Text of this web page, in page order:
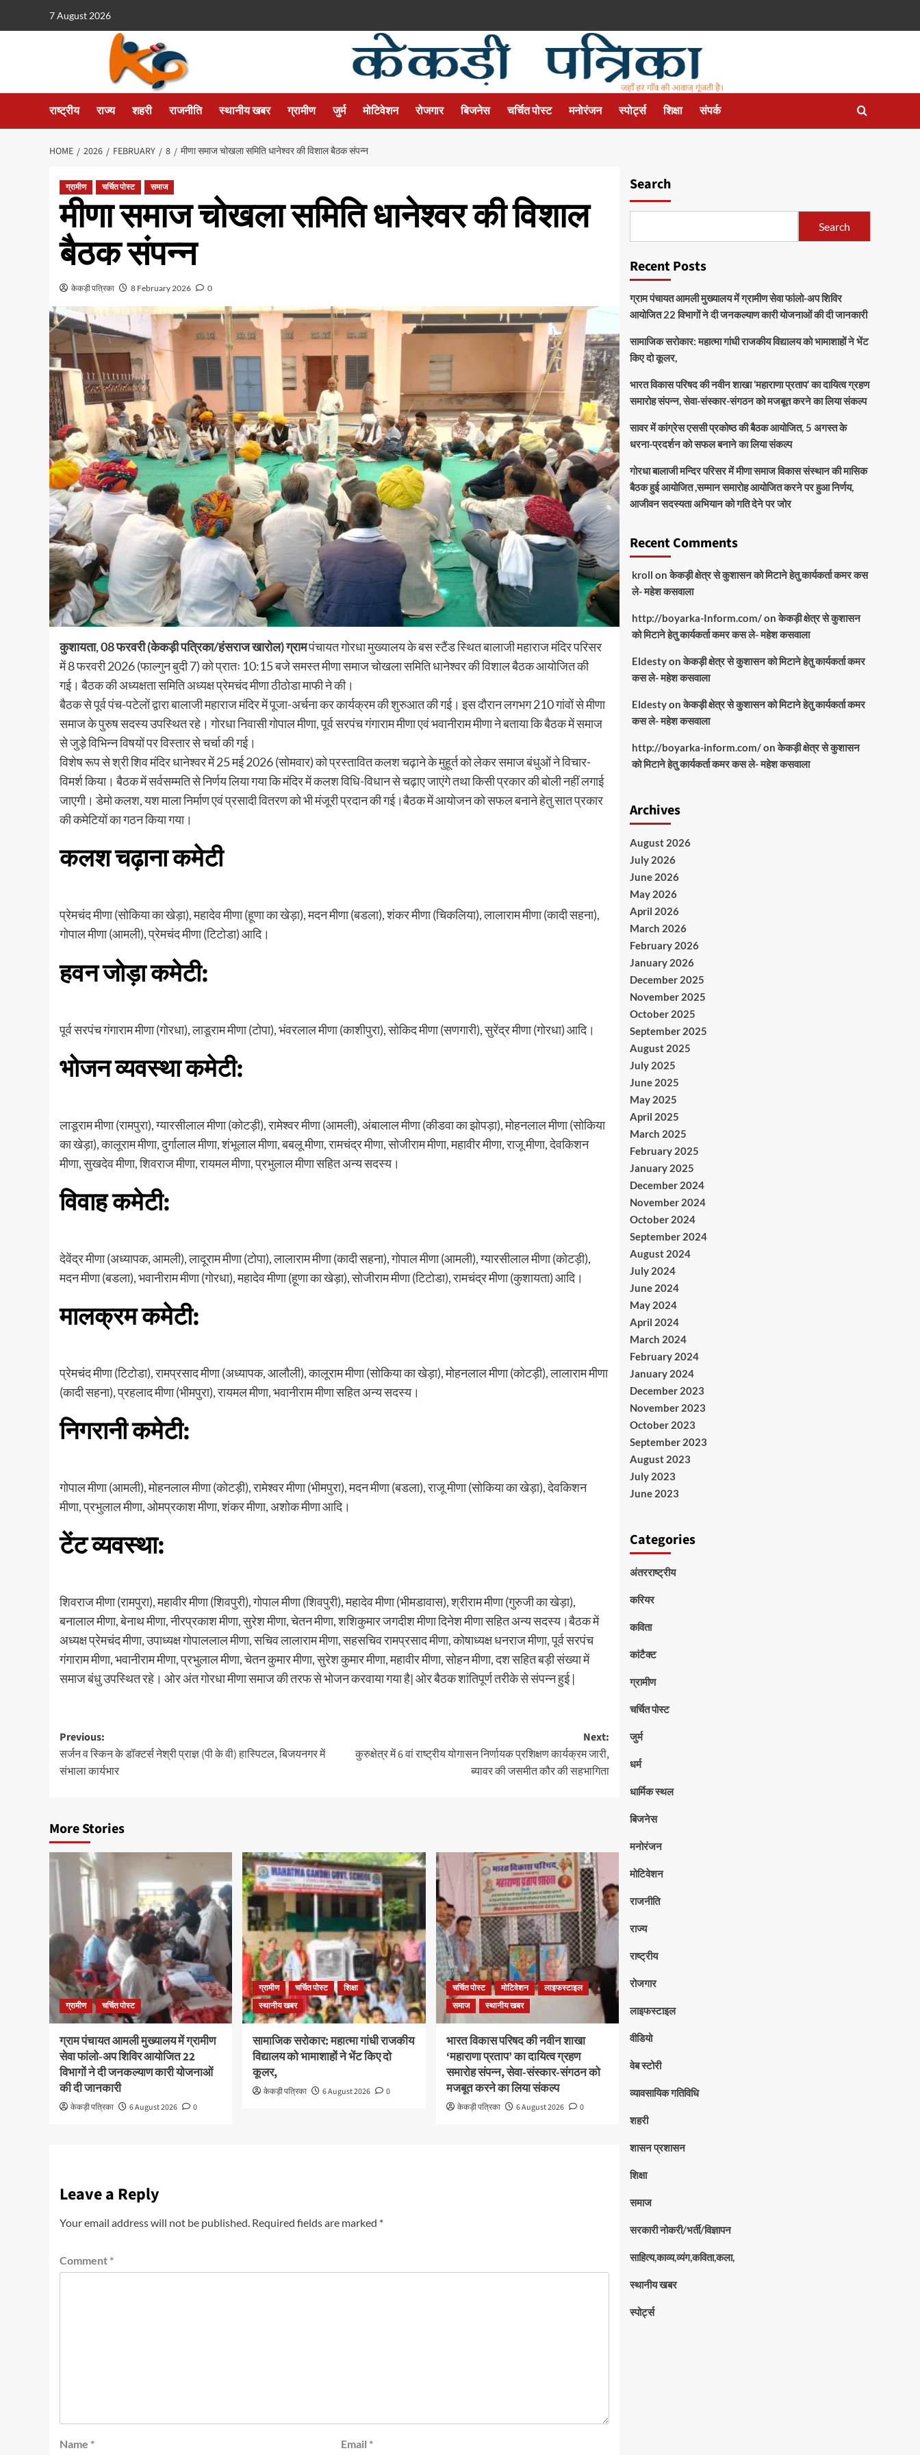
7 August 2026
राष्ट्रीय राज्य शहरी राजनीति स्थानीय खबर ग्रामीण जुर्म मोटिवेशन रोजगार बिजनेस चर्चित पोस्ट मनोरंजन स्पोर्ट्स शिक्षा संपर्क
HOME 2026 FEBRUARY 8 मीणा समाज चोखला समिति धानेश्वर की विशाल बैठक संपन्न
ग्रामीण चर्चित पोस्ट समाज
मीणा समाज चोखला समिति धानेश्वर की विशाल
बैठक संपन्न
केकड़ी पत्रिका 8 February 2026 0
कुशायता, 08 फरवरी (केकड़ी पत्रिका/हंसराज खारोल) ग्रामपंचायत गोरधा मुख्यालय के बस स्टैंड स्थित बालाजी महाराज मंदिर परिसर
में 8 फरवरी 2026 (फाल्गुन बुदी 7) को प्रातः 10:15 बजे समस्त मीणा समाज चोखला समिति धानेश्वर की विशाल बैठक आयोजित की
गई। बैठक की अध्यक्षता समिति अध्यक्ष प्रेमचंद मीणा ठीठोडा माफी ने की।
बैठक से पूर्व पंच-पटेलों द्वारा बालाजी महाराज मंदिर में पूजा-अर्चना कर कार्यक्रम की शुरुआत की गई। इस दौरान लगभग 210 गांवों से मीणा
समाज के पुरुष सदस्य उपस्थित रहे। गोरधा निवासी गोपाल मीणा, पूर्व सरपंच गंगाराम मीणा एवं भवानीराम मीणा ने बताया कि बैठक में समाज
से जुड़े विभिन्न विषयों पर विस्तार से चर्चा की गई।
विशेष रूप से श्री शिव मंदिर धानेश्वर में 25 मई 2026 (सोमवार) को प्रस्तावित कलश चढ़ाने के मुहूर्त को लेकर समाज बंधुओं ने विचार-
विमर्श किया। बैठक में सर्वसम्मति से निर्णय लिया गया कि मंदिर में कलश विधि-विधान से चढ़ाए जाएंगे तथा किसी प्रकार की बोली नहीं लगाई
जाएगी। डेमो कलश, यश माला निर्माण एवं प्रसादी वितरण को भी मंजूरी प्रदान की गई।बैठक में आयोजन को सफल बनाने हेतु सात प्रकार
की कमेटियों का गठन किया गया।
कलश चढ़ाना कमेटी
प्रेमचंद मीणा (सोकिया का खेड़ा), महादेव मीणा (हूणा का खेड़ा), मदन मीणा (बडला), शंकर मीणा (चिकलिया), लालाराम मीणा (कादी सहना),
गोपाल मीणा (आमली), प्रेमचंद मीणा (टिटोडा) आदि।
हवन जोड़ा कमेटी:
पूर्व सरपंच गंगाराम मीणा (गोरधा), लाडूराम मीणा (टोपा), भंवरलाल मीणा (काशीपुरा), सोकिद मीणा (सणगारी), सुरेंद्र मीणा (गोरधा) आदि।
भोजन व्यवस्था कमेटी:
लाडूराम मीणा (रामपुरा), ग्यारसीलाल मीणा (कोटड़ी), रामेश्वर मीणा (आमली), अंबालाल मीणा (कीडवा का झोपड़ा), मोहनलाल मीणा (सोकिया
का खेड़ा), कालूराम मीणा, दुर्गालाल मीणा, शंभूलाल मीणा, बबलू मीणा, रामचंद्र मीणा, सोजीराम मीणा, महावीर मीणा, राजू मीणा, देवकिशन
मीणा, सुखदेव मीणा, शिवराज मीणा, रायमल मीणा, प्रभुलाल मीणा सहित अन्य सदस्य।
विवाह कमेटी:
देवेंद्र मीणा (अध्यापक, आमली), लादूराम मीणा (टोपा), लालाराम मीणा (कादी सहना), गोपाल मीणा (आमली), ग्यारसीलाल मीणा (कोटड़ी),
मदन मीणा (बडला), भवानीराम मीणा (गोरधा), महादेव मीणा (हूणा का खेड़ा), सोजीराम मीणा (टिटोडा), रामचंद्र मीणा (कुशायता) आदि।
मालक्रम कमेटी:
प्रेमचंद मीणा (टिटोडा), रामप्रसाद मीणा (अध्यापक, आलौली), कालूराम मीणा (सोकिया का खेड़ा), मोहनलाल मीणा (कोटड़ी), लालाराम मीणा
(कादी सहना), प्रहलाद मीणा (भीमपुरा), रायमल मीणा, भवानीराम मीणा सहित अन्य सदस्य।
निगरानी कमेटी:
गोपाल मीणा (आमली), मोहनलाल मीणा (कोटड़ी), रामेश्वर मीणा (भीमपुरा), मदन मीणा (बडला), राजू मीणा (सोकिया का खेड़ा), देवकिशन
मीणा, प्रभुलाल मीणा, ओमप्रकाश मीणा, शंकर मीणा, अशोक मीणा आदि।
टेंट व्यवस्था:
शिवराज मीणा (रामपुरा), महावीर मीणा (शिवपुरी), गोपाल मीणा (शिवपुरी), महादेव मीणा (भीमडावास), श्रीराम मीणा (गुरुजी का खेड़ा),
बनालाल मीणा, बेनाथ मीणा, नीरप्रकाश मीणा, सुरेश मीणा, चेतन मीणा, शशिकुमार जगदीश मीणा दिनेश मीणा सहित अन्य सदस्य।बैठक में
अध्यक्ष प्रेमचंद मीणा, उपाध्यक्ष गोपाललाल मीणा, सचिव लालाराम मीणा, सहसचिव रामप्रसाद मीणा, कोषाध्यक्ष धनराज मीणा, पूर्व सरपंच
गंगाराम मीणा, भवानीराम मीणा, प्रभुलाल मीणा, चेतन कुमार मीणा, सुरेश कुमार मीणा, महावीर मीणा, सोहन मीणा, दश सहित बड़ी संख्या में
समाज बंधु उपस्थित रहे। ओर अंत गोरधा मीणा समाज की तरफ से भोजन करवाया गया है| ओर बैठक शांतिपूर्ण तरीके से संपन्न हुई |
Previous:
सर्जन व स्किन के डॉक्टर्स नेश्री प्राज्ञ (पी के वी) हास्पिटल, बिजयनगर में
संभाला कार्यभार
Next:
कुरुक्षेत्र में 6 वां राष्ट्रीय योगासन निर्णायक प्रशिक्षण कार्यक्रम जारी,
ब्यावर की जसमीत कौर की सहभागिता
More Stories
ग्रामीण चर्चित पोस्ट
ग्राम पंचायत आमली मुख्यालय में ग्रामीण
सेवा फांलो-अप शिविर आयोजित 22
विभागों ने दी जनकल्याण कारी योजनाओं
की दी जानकारी
केकड़ी पत्रिका 6 August 2026 0
ग्रामीण चर्चित पोस्ट
शिक्षा
स्थानीय खबर
सामाजिक सरोकार: महात्मा गांधी राजकीय
विद्यालय को भामाशाहों ने भेंट किए दो
कूलर,
केकड़ी पत्रिका 6 August 2026 0
चर्चित पोस्ट मोटिवेशन
लाइफस्टाइल
समाज
स्थानीय खबर
भारत विकास परिषद की नवीन शाखा
‘महाराणा प्रताप’ का दायित्व ग्रहण
समारोह संपन्न, सेवा-संस्कार-संगठन को
मजबूत करने का लिया संकल्प
केकड़ी पत्रिका 6 August 2026 0
Leave a Reply
Your email address will not be published. Required fields are marked *
Comment *
Name * Email *
Search
Search
Recent Posts
ग्राम पंचायत आमली मुख्यालय में ग्रामीण सेवा फांलो-अप शिविर
आयोजित 22 विभागों ने दी जनकल्याण कारी योजनाओं की दी जानकारी
सामाजिक सरोकार: महात्मा गांधी राजकीय विद्यालय को भामाशाहों ने भेंट
किए दो कूलर,
भारत विकास परिषद की नवीन शाखा ‘महाराणा प्रताप’ का दायित्व ग्रहण
समारोह संपन्न, सेवा-संस्कार-संगठन को मजबूत करने का लिया संकल्प
सावर में कांग्रेस एससी प्रकोष्ठ की बैठक आयोजित, 5 अगस्त के
धरना-प्रदर्शन को सफल बनाने का लिया संकल्प
गोरधा बालाजी मन्दिर परिसर में मीणा समाज विकास संस्थान की मासिक
बैठक हुई आयोजित ,सम्मान समारोह आयोजित करने पर हुआ निर्णय,
आजीवन सदस्यता अभियान को गति देने पर जोर
Recent Comments
kroll onकेकड़ी क्षेत्र से कुशासन को मिटाने हेतु कार्यकर्ता कमर कस
ले- महेश कसवाला
http://boyarka-Inform.com/onकेकड़ी क्षेत्र से कुशासन
को मिटाने हेतु कार्यकर्ता कमर कस ले- महेश कसवाला
Eldestyonकेकड़ी क्षेत्र से कुशासन को मिटाने हेतु कार्यकर्ता कमर
कस ले- महेश कसवाला
Eldestyonकेकड़ी क्षेत्र से कुशासन को मिटाने हेतु कार्यकर्ता कमर
कस ले- महेश कसवाला
http://boyarka-inform.com/onकेकड़ी क्षेत्र से कुशासन
को मिटाने हेतु कार्यकर्ता कमर कस ले- महेश कसवाला
Archives
August 2026
July 2026
June 2026
May 2026
April 2026
March 2026
February 2026
January 2026
December 2025
November 2025
October 2025
September 2025
August 2025
July 2025
June 2025
May 2025
April 2025
March 2025
February 2025
January 2025
December 2024
November 2024
October 2024
September 2024
August 2024
July 2024
June 2024
May 2024
April 2024
March 2024
February 2024
January 2024
December 2023
November 2023
October 2023
September 2023
August 2023
July 2023
June 2023
Categories
अंतरराष्ट्रीय
करियर
कविता
कांटैक्ट
ग्रामीण
चर्चित पोस्ट
जुर्म
धर्म
धार्मिक स्थल
बिजनेस
मनोरंजन
मोटिवेशन
राजनीति
राज्य
राष्ट्रीय
रोजगार
लाइफस्टाइल
वीडियो
वेब स्टोरी
व्यावसायिक गतिविधि
शहरी
शासन प्रशासन
शिक्षा
समाज
सरकारी नोकरी/भर्ती/विज्ञापन
साहित्य,काव्य,व्यंग,कविता,कला,
स्थानीय खबर
स्पोर्ट्स